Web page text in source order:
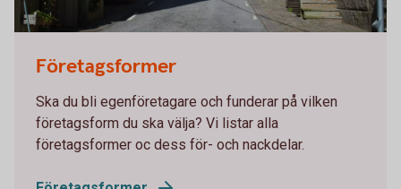
Företagsformer
Ska du bli egenföretagare och funderar på vilken
företagsform du ska välja? Vi listar alla
företagsformer oc dess för- och nackdelar.